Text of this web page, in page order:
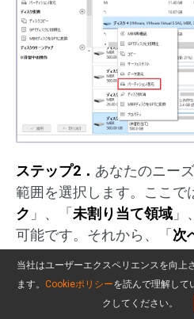
ステップ2． あなたのニー
範囲を選択します。ここで
ク 」、「 未割り当て領域 」
可能です。それから、「 次
行します。
当社はユーザーエクスペリエンスを向上
ます。 Cookieポリシーを読んで理解して
クしてください。